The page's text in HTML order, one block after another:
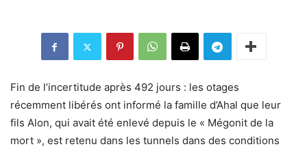
Fin de l’incertitude après 492 jours : les otages
récemment libérés ont informé la famille d’Ahal que leur
fils Alon, qui avait été enlevé depuis le « Mégonit de la
mort », est retenu dans les tunnels dans des conditions